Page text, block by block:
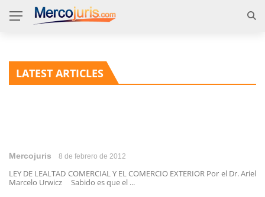
LATEST ARTICLES
Mercojuris 8 de febrero de 2012
LEY DE LEALTAD COMERCIAL Y EL COMERCIO EXTERIOR Por el Dr. Ariel
Marcelo Urwicz Sabido es que el ...